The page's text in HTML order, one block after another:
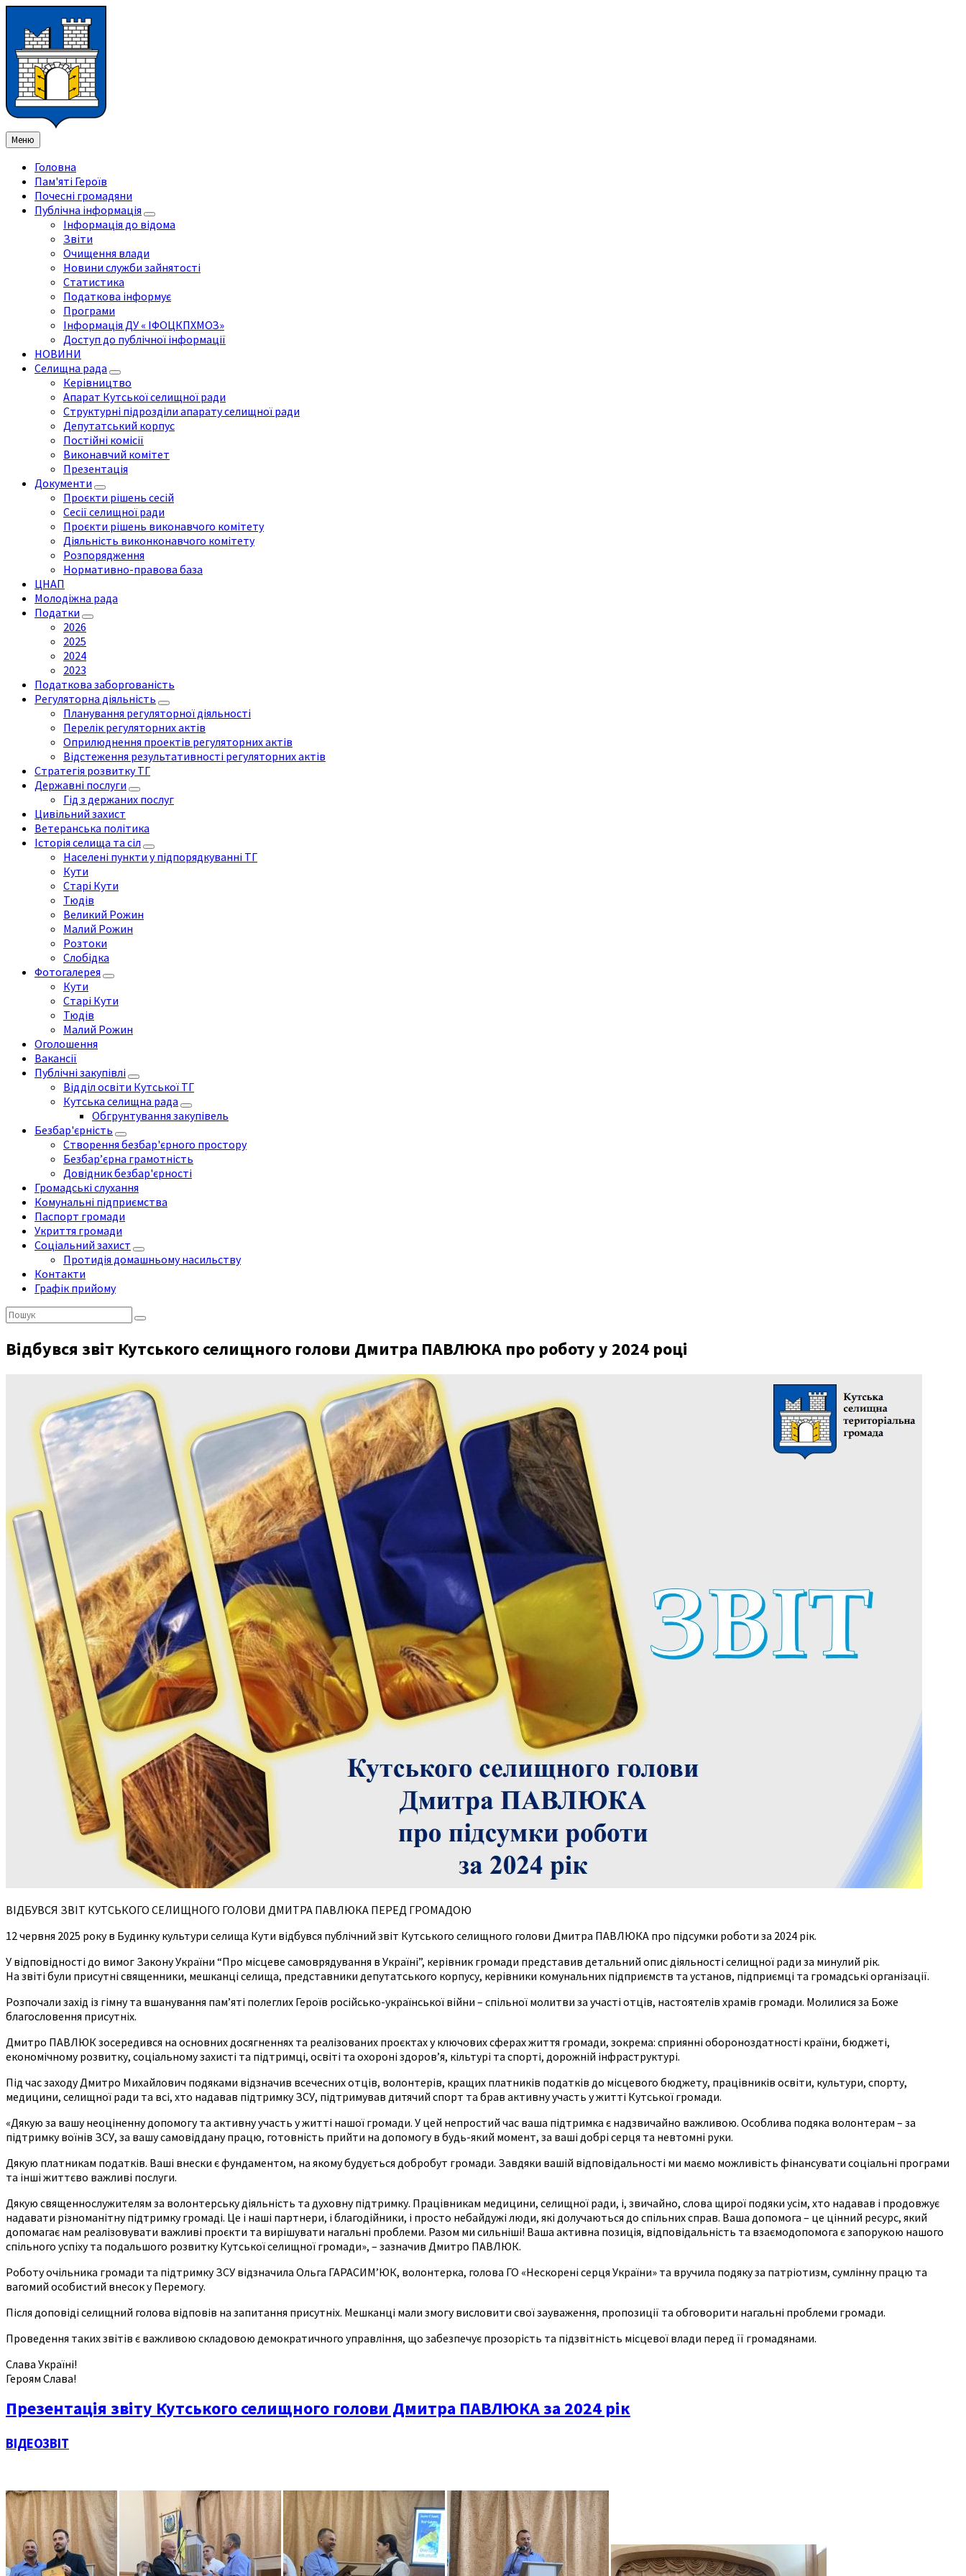
змісту
ліву
бічну
панель
праву
бічну
панель
нижнього
колонтитула
Меню
Головна
Пам'яті Героїв
Почесні громадяни
Публічна інформація
Інформація до відома
Звіти
Очищення влади
Новини служби зайнятості
Статистика
Податкова інформує
Програми
Інформація ДУ « ІФОЦКПХМОЗ»
Доступ до публічної інформації
НОВИНИ
Селищна рада
Керівництво
Апарат Кутської селищної ради
Структурні підрозділи апарату селищної ради
Депутатський корпус
Постійні комісії
Виконавчий комітет
Презентація
Документи
Проєкти рішень сесій
Сесії селищної ради
Проєкти рішень виконавчого комітету
Діяльність виконконавчого комітету
Розпорядження
Нормативно-правова база
ЦНАП
Молодіжна рада
Податки
2026
2025
2024
2023
Податкова заборгованість
Регуляторна діяльність
Планування регуляторної діяльності
Перелік регуляторних актів
Оприлюднення проектів регуляторних актів
Відстеження результативності регуляторних актів
Стратегія розвитку ТГ
Державні послуги
Гід з держаних послуг
Цивільний захист
Ветеранська політика
Історія селища та сіл
Населені пункти у підпорядкуванні ТГ
Кути
Старі Кути
Тюдів
Великий Рожин
Малий Рожин
Розтоки
Слобідка
Фотогалерея
Кути
Старі Кути
Тюдів
Малий Рожин
Оголошення
Вакансії
Публічні закупівлі
Відділ освіти Кутської ТГ
Кутська селищна рада
Обгрунтування закупівель
Безбар'єрність
Створення безбар'єрного простору
Безбар’єрна грамотність
Довідник безбар'єрності
Громадські слухання
Комунальні підприємства
Паспорт громади
Укриття громади
Соціальний захист
Протидія домашньому насильству
Контакти
Графік прийому
Пошук:
Відбувся звіт Кутського селищного голови Дмитра ПАВЛЮКА про роботу у 2024 році
ВІДБУВСЯ ЗВІТ КУТСЬКОГО СЕЛИЩНОГО ГОЛОВИ ДМИТРА ПАВЛЮКА ПЕРЕД ГРОМАДОЮ
12 червня 2025 року в Будинку культури селища Кути відбувся публічний звіт Кутського селищного голови Дмитра ПАВЛЮКА про підсумки роботи за 2024 рік.
У відповідності до вимог Закону України “Про місцеве самоврядування в Україні”, керівник громади представив детальний опис діяльності селищної ради за минулий рік.
На звіті були присутні священники, мешканці селища, представники депутатського корпусу, керівники комунальних підприємств та установ, підприємці та громадські організації.
Розпочали захід із гімну та вшанування пам’яті полеглих Героїв російсько-української війни – спільної молитви за участі отців, настоятелів храмів громади. Молилися за Боже
благословення присутніх.
Дмитро ПАВЛЮК зосередився на основних досягненнях та реалізованих проєктах у ключових сферах життя громади, зокрема: сприянні обороноздатності країни, бюджеті,
економічному розвитку, соціальному захисті та підтримці, освіті та охороні здоров’я, кільтурі та спорті, дорожній інфраструктурі.
Під час заходу Дмитро Михайлович подяками відзначив всечесних отців, волонтерів, кращих платників податків до місцевого бюджету, працівників освіти, культури, спорту,
медицини, селищної ради та всі, хто надавав підтримку ЗСУ, підтримував дитячий спорт та брав активну участь у житті Кутської громади.
«Дякую за вашу неоціненну допомогу та активну участь у житті нашої громади. У цей непростий час ваша підтримка є надзвичайно важливою. Особлива подяка волонтерам – за
підтримку воїнів ЗСУ, за вашу самовіддану працю, готовність прийти на допомогу в будь-який момент, за ваші добрі серця та невтомні руки.
Дякую платникам податків. Ваші внески є фундаментом, на якому будується добробут громади. Завдяки вашій відповідальності ми маємо можливість фінансувати соціальні програми
та інші життєво важливі послуги.
Дякую священнослужителям за волонтерську діяльність та духовну підтримку. Працівникам медицини, селищної ради, і, звичайно, слова щирої подяки усім, хто надавав і продовжує
надавати різноманітну підтримку громаді. Це і наші партнери, і благодійники, і просто небайдужі люди, які долучаються до спільних справ. Ваша допомога – це цінний ресурс, який
допомагає нам реалізовувати важливі проєкти та вирішувати нагальні проблеми. Разом ми сильніші! Ваша активна позиція, відповідальність та взаємодопомога є запорукою нашого
спільного успіху та подальшого розвитку Кутської селищної громади», – зазначив Дмитро ПАВЛЮК.
Роботу очільника громади та підтримку ЗСУ відзначила Ольга ГАРАСИМ’ЮК, волонтерка, голова ГО «Нескорені серця України» та вручила подяку за патріотизм, сумлінну працю та
вагомий особистий внесок у Перемогу.
Після доповіді селищний голова відповів на запитання присутніх. Мешканці мали змогу висловити свої зауваження, пропозиції та обговорити нагальні проблеми громади.
Проведення таких звітів є важливою складовою демократичного управління, що забезпечує прозорість та підзвітність місцевої влади перед її громадянами.
Слава Україні!
Героям Слава!
Презентація звіту Кутського селищного голови Дмитра ПАВЛЮКА за 2024 рік
ВІДЕОЗВІТ